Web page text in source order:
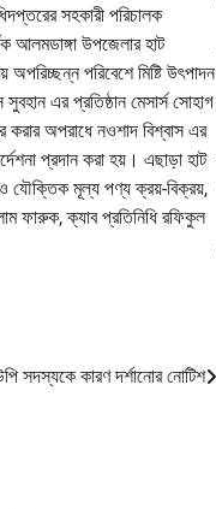
সহকারী পরিচালক
আলমডাঙ্গা উপজেলার হাট
পরিবেশে মিষ্টি উৎপাদন
এর প্রতিষ্ঠান মেসার্স সোহাগ
করার অপরাধে নওশাদ বিশ্বাস এর
প্রদান করা হয়। এছাড়া হাট
ও যৌক্তিক মূল্য পণ্য ক্রয়-বিক্রয়,
ফারুক, ক্যাব প্রতিনিধি রফিকুল
সদস্যকে কারণ দর্শানোর নোটিশ